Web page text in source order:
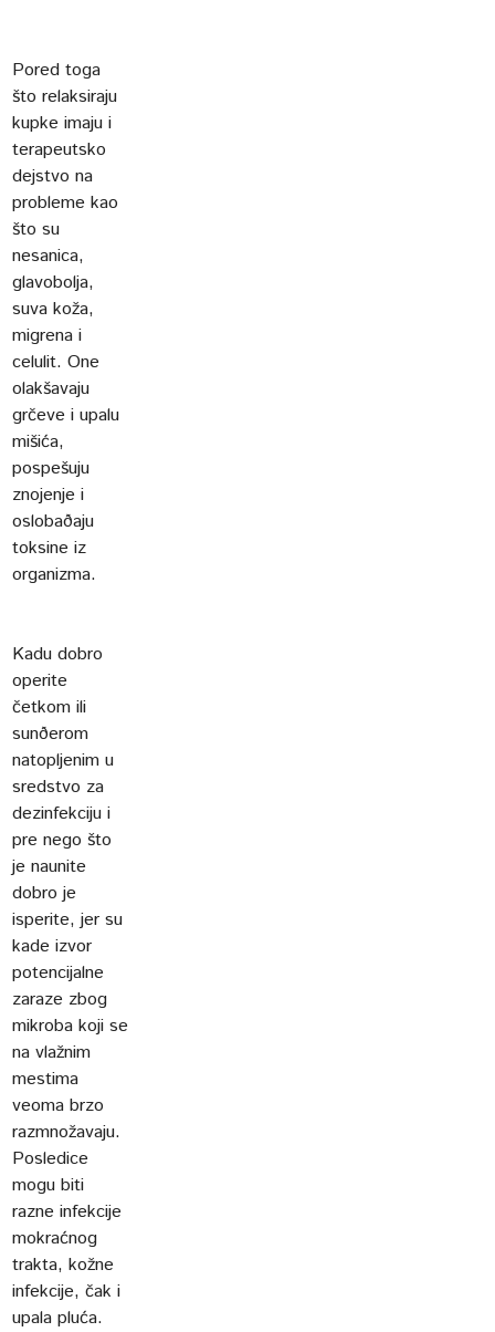
Pored toga
što relaksiraju
kupke imaju i
terapeutsko
dejstvo na
probleme kao
što su
nesanica,
glavobolja,
suva koža,
migrena i
celulit. One
olakšavaju
grčeve i upalu
mišića,
pospešuju
znojenje i
oslobaðaju
toksine iz
organizma.
Kadu dobro
operite
četkom ili
sunðerom
natopljenim u
sredstvo za
dezinfekciju i
pre nego što
je naunite
dobro je
isperite, jer su
kade izvor
potencijalne
zaraze zbog
mikroba koji se
na vlažnim
mestima
veoma brzo
razmnožavaju.
Posledice
mogu biti
razne infekcije
mokraćnog
trakta, kožne
infekcije, čak i
upala pluća.